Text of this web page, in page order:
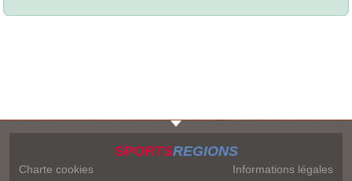
SPORTSREGIONS
Charte cookies Informations légales